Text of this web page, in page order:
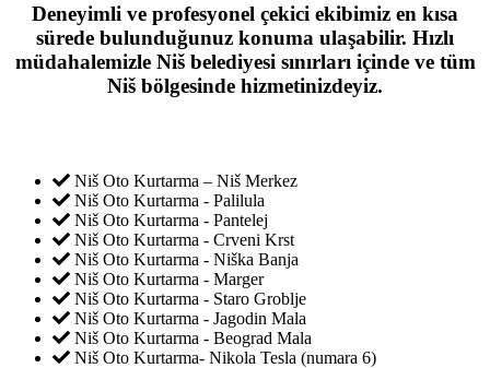
Deneyimli ve profesyonel çekici ekibimiz en kısa
sürede bulunduğunuz konuma ulaşabilir. Hızlı
müdahalemizle Niš belediyesi sınırları içinde ve tüm
Niš bölgesinde hizmetinizdeyiz.
Niš Oto Kurtarma – Niš Merkez
Niš Oto Kurtarma - Palilula
Niš Oto Kurtarma - Pantelej
Niš Oto Kurtarma - Crveni Krst
Niš Oto Kurtarma - Niška Banja
Niš Oto Kurtarma - Marger
Niš Oto Kurtarma - Staro Groblje
Niš Oto Kurtarma - Jagodin Mala
Niš Oto Kurtarma - Beograd Mala
Niš Oto Kurtarma- Nikola Tesla (numara 6)